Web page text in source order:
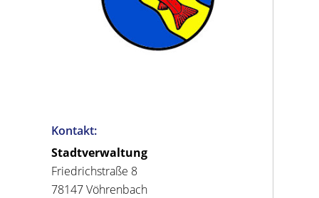
Kontakt:
Stadtverwaltung
Friedrichstraße 8
78147 Vöhrenbach